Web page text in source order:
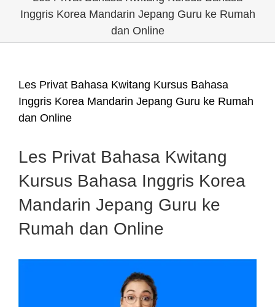
Inggris Korea Mandarin Jepang Guru ke Rumah
dan Online
Les Privat Bahasa Kwitang Kursus Bahasa
Inggris Korea Mandarin Jepang Guru ke Rumah
dan Online
Les Privat Bahasa Kwitang
Kursus Bahasa Inggris Korea
Mandarin Jepang Guru ke
Rumah dan Online